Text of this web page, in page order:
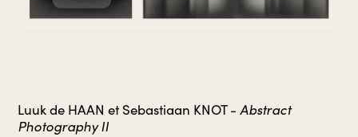
Luuk de HAAN et Sebastiaan KNOT -Abstract
Photography II